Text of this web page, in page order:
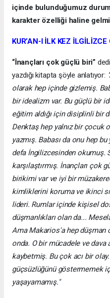
içinde bulunduğumuz
karakter özelliği haline
KUR’AN-I İLK KEZ İLGİLİZCE
“İnançları çok güçlü biri”
yazdığı kitapta şöyle anlatıyor:
olarak hep içinde gizlemiş.
bir idealizm var. Bu güçlü bir
eğitim aldığı için disiplinli bir
Denktaş hep yalnız bir çocuk
yazmış. Babası da onu hep
defa İngilizcesinden okumuş.
karşılaştırmış. İnançları çok
birikimi var ve iyi bir
kimliklerini koruma ve ikinci
lideri. Rumlar içinde kişisel
düşmanlıkları olan da...
Ama Makarios'a hep düşman
onda. O bir mücadele ve dava
kaybetmiş. Bu çok acı bir
güçsüzlüğünü göstermemek
yaşayamamış."